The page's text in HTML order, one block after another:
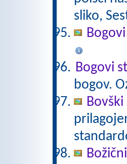
sliko,
Bogovi
bogov.